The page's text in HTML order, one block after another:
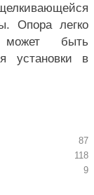
Опора легко
быть
установки в
87
118
9